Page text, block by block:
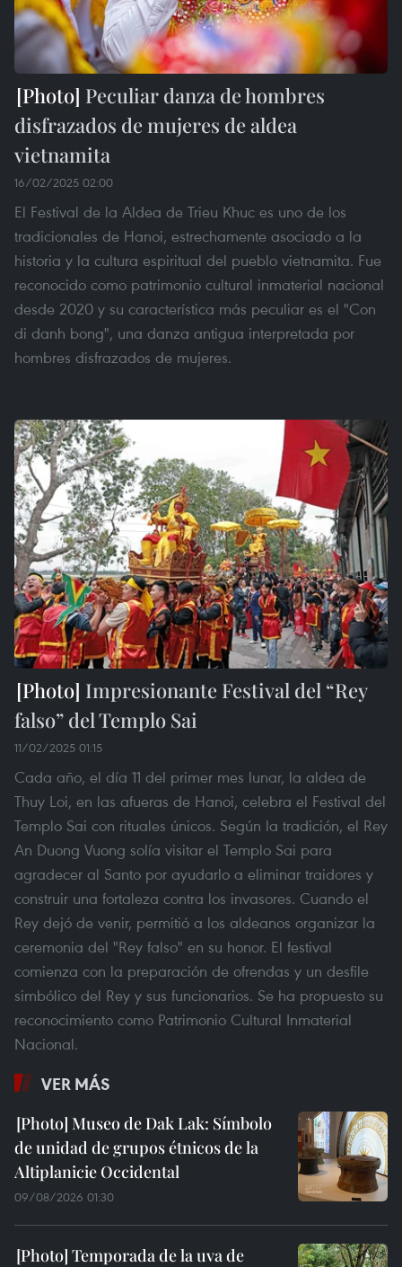
Peculiar danza de hombres
disfrazados de mujeres de aldea
vietnamita
16/02/2025 02:00
El Festival de la Aldea de Trieu Khuc es uno de los
tradicionales de Hanoi, estrechamente asociado a la
historia y la cultura espiritual del pueblo vietnamita. Fue
reconocido como patrimonio cultural inmaterial nacional
desde 2020 y su característica más peculiar es el "Con
di danh bong", una danza antigua interpretada por
hombres disfrazados de mujeres.
Impresionante Festival del “Rey
falso” del Templo Sai
11/02/2025 01:15
Cada año, el día 11 del primer mes lunar, la aldea de
Thuy Loi, en las afueras de Hanoi, celebra el Festival del
Templo Sai con rituales únicos. Según la tradición, el Rey
An Duong Vuong solía visitar el Templo Sai para
agradecer al Santo por ayudarlo a eliminar traidores y
construir una fortaleza contra los invasores. Cuando el
Rey dejó de venir, permitió a los aldeanos organizar la
ceremonia del "Rey falso" en su honor. El festival
comienza con la preparación de ofrendas y un desfile
simbólico del Rey y sus funcionarios. Se ha propuesto su
reconocimiento como Patrimonio Cultural Inmaterial
Nacional.
VER MÁS
Museo de Dak Lak: Símbolo
de unidad de grupos étnicos de la
Altiplanicie Occidental
09/08/2026 01:30
Temporada de la uva de